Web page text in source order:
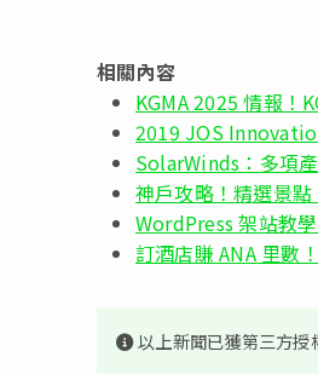
相關內容
KGMA 2025 情報！
2019 JOS
SolarWinds：多項
神戶攻略！精選景
WordPress 架站教
訂酒店賺 ANA 里數
以上新聞已獲第三方